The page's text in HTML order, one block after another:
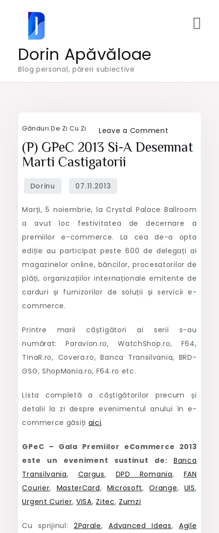
content
Dorin Apăvăloae
Blog personal, păreri subiective
Gânduri De Zi Cu Zi Leave a Comment
(P)
desemnat
marti
castigatorii
(P) GPeC 2013 Si-A Desemnat
Marti Castigatorii
Marți, 5 noiembrie, la Crystal Palace Ballroom
a avut loc festivitatea de decernare a
premiilor e-commerce. La cea de-a opta
ediție au participat peste 600 de delegați ai
magazinelor online, băncilor, procesatorilor de
plăți, organizațiilor internaționale emitente de
carduri și furnizorilor de soluții și servicii e-
commerce.
Printre marii câștigători ai serii s-au
numărat: Paravion.ro, WatchShop.ro, F64,
TinaR.ro, Covera.ro, Banca Transilvania, BRD-
GSG, ShopMania.ro, F64.ro etc.
Lista completă a câștigătorilor precum și
detalii la zi despre evenimentul anului în e-
commerce găsiți aici.
GPeC – Gala Premiilor eCommerce 2013
este un eveniment sustinut de:Banca
Transilvania, Cargus, DPD Romania, FAN
Courier, MasterCard, Microsoft,Orange, UIS,
Urgent Curier, VISA, Zitec, Zumzi
Cu sprijinul: 2Parale,Advanced Ideas,Agile